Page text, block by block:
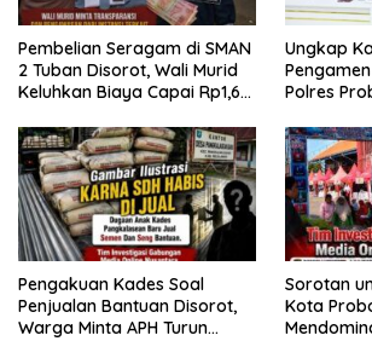
Pembelian Seragam di SMAN
2 Tuban Disorot, Wali Murid
Keluhkan Biaya Capai Rp1,6
Ungkap
Polres
Pengakuan Kades Soal
Penjualan Bantuan Disorot,
Warga Minta APH Turun
Sorotan
Kota